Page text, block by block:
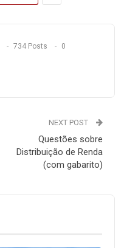
734 Posts 0
NEXT POST
Questões sobre
Distribuição de Renda
(com gabarito)